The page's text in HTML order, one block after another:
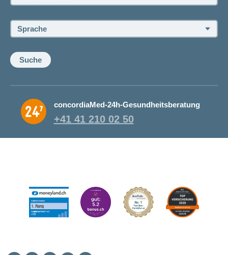
Sprache:
Suche
concordiaMed-24h-Gesundheitsberatung
+41 41 210 02 50